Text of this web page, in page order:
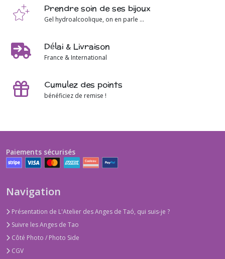
Prendre soin de ses bijoux
Gel hydroalcoolique, on en parle ...
Délai & Livraison
France & International
Cumulez des points
bénéficiez de remise !
Paiements sécurisés
Navigation
Présentation de L'Atelier des Anges de Taó, qui suis-je ?
Suivre les Anges de Tao
Côté Photo / Photo Side
CGV